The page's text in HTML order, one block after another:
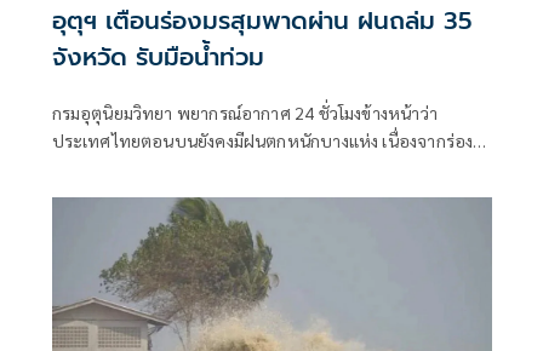
อุตุฯ เตือนร่องมรสุมพาดผ่าน ฝนถล่ม 35
จังหวัด รับมือน้ำท่วม
กรมอุตุนิยมวิทยา พยากรณ์อากาศ 24 ชั่วโมงข้างหน้าว่า
ประเทศไทยตอนบนยังคงมีฝนตกหนักบางแห่ง เนื่องจากร่อง